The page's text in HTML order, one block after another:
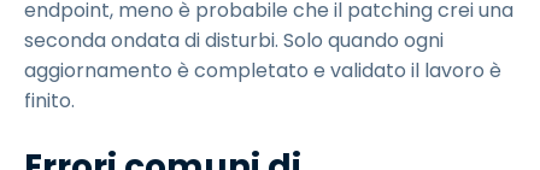
endpoint, meno è probabile che il patching crei una
seconda ondata di disturbi. Solo quando ogni
aggiornamento è completato e validato il lavoro è
finito.